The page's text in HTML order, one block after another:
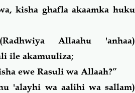
kisha ghafla akaamka huku
Allaahu 'anhaa)
ile akamuuliza;
ewe Rasuli wa Allaah?”
'alayhi wa aalihi wa sallam)